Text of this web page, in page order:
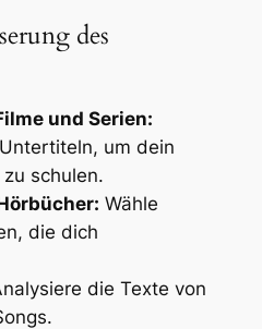
des
und Serien:
um dein
schulen.
Wähle
die dich
die Texte von